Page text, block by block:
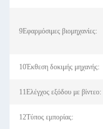
9Εφαρμόσιμες βιομηχανίες:
10Έκθεση δοκιμής μηχανής:
11Ελέγχος εξόδου με βίντεο:
12Τύπος εμπορίας: